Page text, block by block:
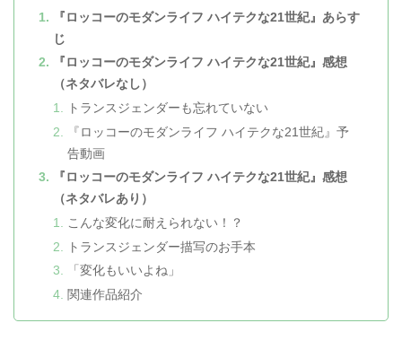
『ロッコーのモダンライフ ハイテクな21世紀』あらす
じ
『ロッコーのモダンライフ ハイテクな21世紀』感想
（ネタバレなし）
トランスジェンダーも忘れていない
『ロッコーのモダンライフ ハイテクな21世紀』予
告動画
『ロッコーのモダンライフ ハイテクな21世紀』感想
（ネタバレあり）
こんな変化に耐えられない！？
トランスジェンダー描写のお手本
「変化もいいよね」
関連作品紹介